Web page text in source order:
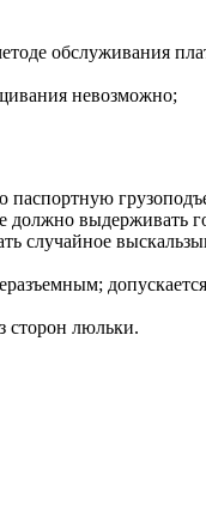
обслуживания
невозможно;
выдерживать
сторон люльки.